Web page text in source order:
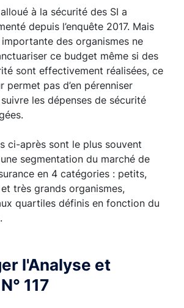
à la sécurité des SI a
depuis l’enquête 2017. Mais
des organismes ne
ce budget même si des
sont effectivement réalisées, ce
permet pas d’en pérenniser
suivre les dépenses de sécurité
ci-après sont le plus souvent
segmentation du marché de
en 4 catégories : petits,
très grands organismes,
quartiles définis en fonction du
l'Analyse et
117